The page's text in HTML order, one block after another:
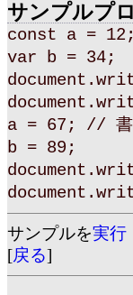
サンプルプ
const a = 12;
var b = 34;
a = 67; // 書
b = 89;
サンプルを実行
[戻る]